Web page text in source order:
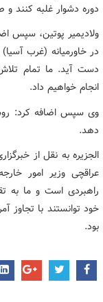
دوره دشوار غلبه کنند و
ولادیمیر پوتین، سپس
در خاورمیانه (غرب
دست آید. ما تمام
انجام خواهیم داد.
وی سپس اضافه کرد:
دهد.
الجزیره به نقل از
عراقچی وزیر امور
راهبردی است و ما به
خود توانستند با تجاوز
بود.